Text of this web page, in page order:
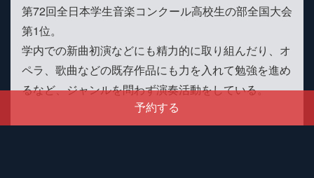
第72回全日本学生音楽コンクール高校生の部全国大会
第1位。
学内での新曲初演などにも精力的に取り組んだり、オ
ペラ、歌曲などの既存作品にも力を入れて勉強を進め
るなど、ジャンルを問わず演奏活動をしている。
予約する